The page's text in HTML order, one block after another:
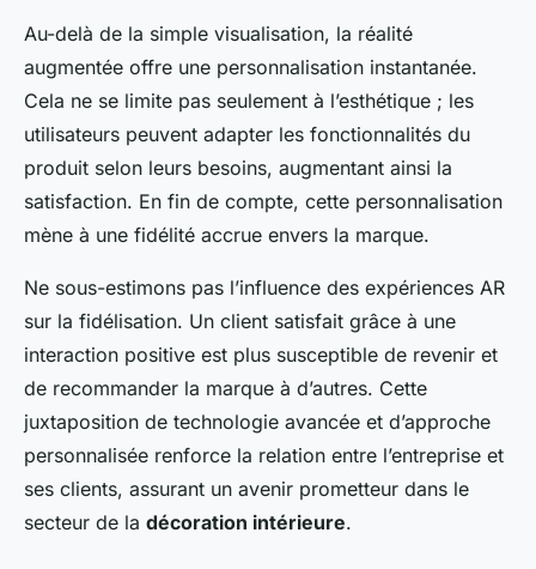
Au-delà de la simple visualisation, la réalité
augmentée offre une personnalisation instantanée.
Cela ne se limite pas seulement à l’esthétique ; les
utilisateurs peuvent adapter les fonctionnalités du
produit selon leurs besoins, augmentant ainsi la
satisfaction. En fin de compte, cette personnalisation
mène à une fidélité accrue envers la marque.
Ne sous-estimons pas l’influence des expériences AR
sur la fidélisation. Un client satisfait grâce à une
interaction positive est plus susceptible de revenir et
de recommander la marque à d’autres. Cette
juxtaposition de technologie avancée et d’approche
personnalisée renforce la relation entre l’entreprise et
ses clients, assurant un avenir prometteur dans le
secteur de la décoration intérieure.